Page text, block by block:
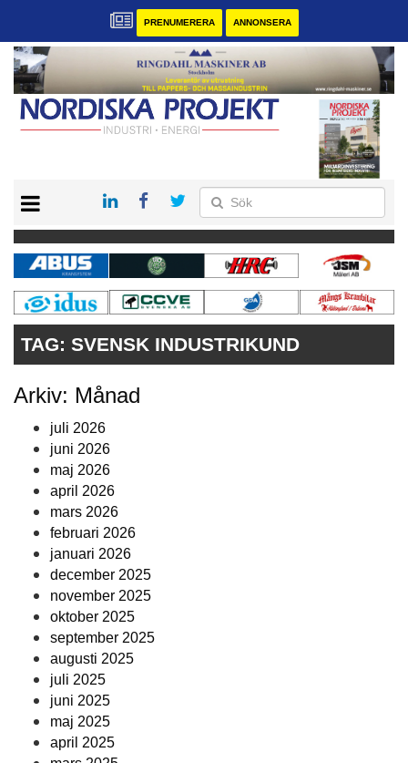
PRENUMERERA ANNONSERA
KONTAKT
VÅRA ANDRA MAGASIN
PRENUMERERA
ANNONSERA
TAG: SVENSK INDUSTRIKUND
Arkiv: Månad
juli 2026
juni 2026
maj 2026
april 2026
mars 2026
februari 2026
januari 2026
december 2025
november 2025
oktober 2025
september 2025
augusti 2025
juli 2025
juni 2025
maj 2025
april 2025